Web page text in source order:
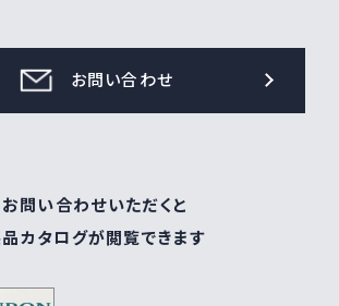
お問い合わせ
お問い合わせいただくと
カタログが閲覧できます